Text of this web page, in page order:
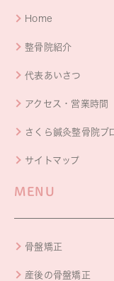
Home
整骨院紹介
代表あいさつ
アクセス・営業時間
さくら鍼灸整骨院ブ
サイトマップ
MENU
骨盤矯正
産後の骨盤矯正